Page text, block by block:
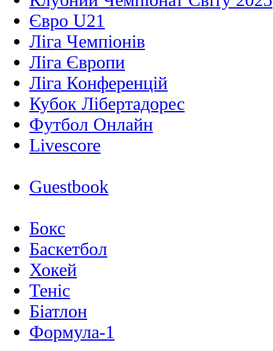
Євро U21
Ліга Чемпіонів
Ліга Європи
Ліга Конференцій
Кубок Лібертадорес
Футбол Онлайн
Livescore
Guestbook
Бокс
Баскетбол
Хокей
Теніс
Біатлон
Формула-1